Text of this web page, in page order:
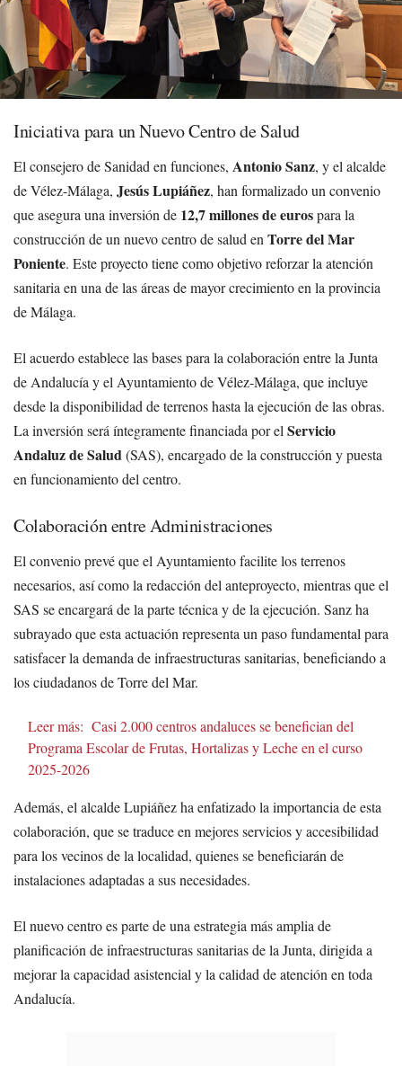
Iniciativa para un Nuevo Centro de Salud
El consejero de Sanidad en funciones, Antonio Sanz, y el alcalde
de Vélez-Málaga, Jesús Lupiáñez, han formalizado un convenio
que asegura una inversión de 12,7 millones de eurospara la
construcción de un nuevo centro de salud en Torre del Mar
Poniente. Este proyecto tiene como objetivo reforzar la atención
sanitaria en una de las áreas de mayor crecimiento en la provincia
de Málaga.
El acuerdo establece las bases para la colaboración entre la Junta
de Andalucía y el Ayuntamiento de Vélez-Málaga, que incluye
desde la disponibilidad de terrenos hasta la ejecución de las obras.
La inversión será íntegramente financiada por el Servicio
Andaluz de Salud(SAS), encargado de la construcción y puesta
en funcionamiento del centro.
Colaboración entre Administraciones
El convenio prevé que el Ayuntamiento facilite los terrenos
necesarios, así como la redacción del anteproyecto, mientras que el
SAS se encargará de la parte técnica y de la ejecución. Sanz ha
subrayado que esta actuación representa un paso fundamental para
satisfacer la demanda de infraestructuras sanitarias, beneficiando a
los ciudadanos de Torre del Mar.
Leer más: Casi 2.000 centros andaluces se benefician del
Programa Escolar de Frutas, Hortalizas y Leche en el curso
2025-2026
Además, el alcalde Lupiáñez ha enfatizado la importancia de esta
colaboración, que se traduce en mejores servicios y accesibilidad
para los vecinos de la localidad, quienes se beneficiarán de
instalaciones adaptadas a sus necesidades.
El nuevo centro es parte de una estrategia más amplia de
planificación de infraestructuras sanitarias de la Junta, dirigida a
mejorar la capacidad asistencial y la calidad de atención en toda
Andalucía.